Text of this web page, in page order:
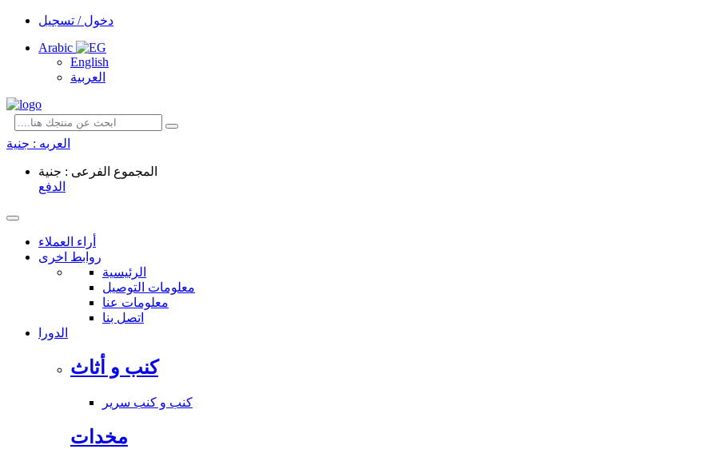
دخول / تسجيل
Arabic
English
العربية
العربه : جنية
المجموع الفرعى : جنية
الدفع
أراء العملاء
روابط اخرى
الرئيسية
معلومات التوصيل
معلومات عنا
اتصل بنا
الدورا
كنب و أثاث
كنب و كنب سرير
مخدات